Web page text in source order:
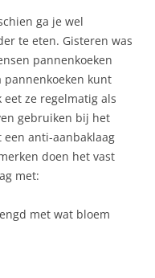
ga je wel
te eten. Gisteren was
pannenkoeken
kunt
eet ze regelmatig als
gebruiken bij het
een anti-aanbaklaag
doen het vast
met:
met wat bloem